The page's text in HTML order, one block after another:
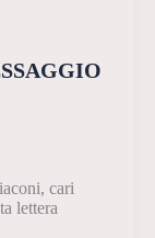
cari
lettera